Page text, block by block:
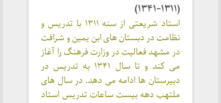
(۱۳۱۱-۱۳۴۱)
استاد شریعتی از سنه ۱۳۱۱ با تدریس و
نظامت در دبستان های ابن یمین و شرافت
در مشهد فعالیت در وزارت فرهنگ را آغاز
می کند و تا سال ۱۳۴۱ به تدریس در
دبیرستان ها ادامه می دهد. در سال های
ملتهب دهه بیست ساعات تدریس استاد